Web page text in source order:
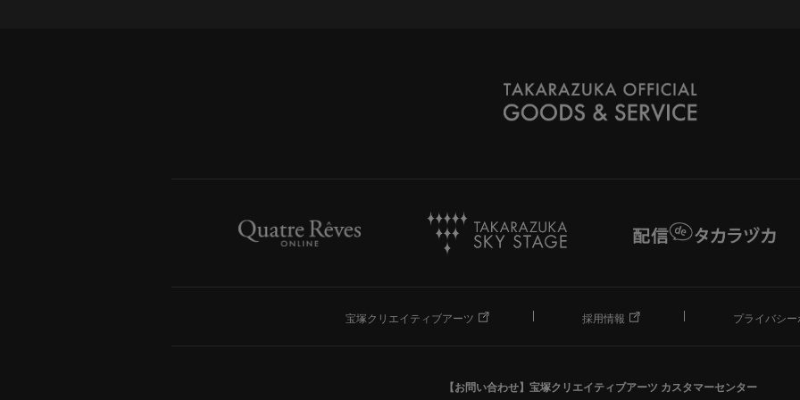
宝塚クリエイティブアーツ 採用情報 プライバシ
【お問い合わせ】 宝塚クリエイティブアーツ カスタマーセンター